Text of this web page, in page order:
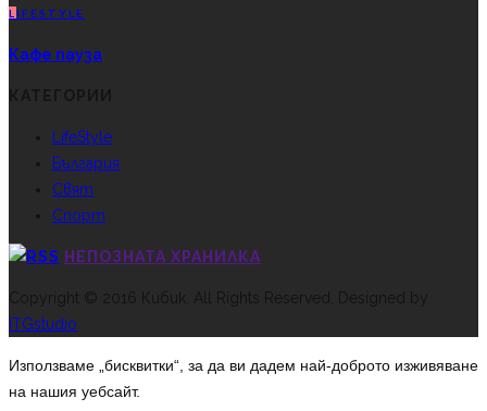
L IFESTYLE
Кафе пауза
LifeStyle
България
Свят
Спорт
НЕПОЗНАТА ХРАНИЛКА
Copyright © 2016 Кибик. All Rights Reserved. Designed by
ITGstudio
Използваме „бисквитки“, за да ви дадем най-доброто изживяване
на нашия уебсайт.